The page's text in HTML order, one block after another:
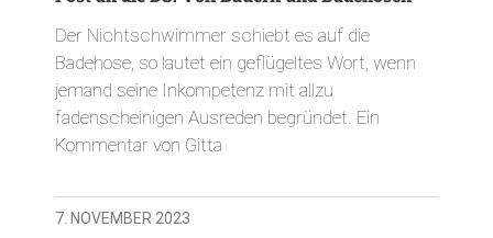
Der Nichtschwimmer schiebt es auf die
Badehose, so lautet ein geflügeltes Wort, wenn
jemand seine Inkompetenz mit allzu
fadenscheinigen Ausreden begründet. Ein
Kommentar von Gitta
7. NOVEMBER 2023